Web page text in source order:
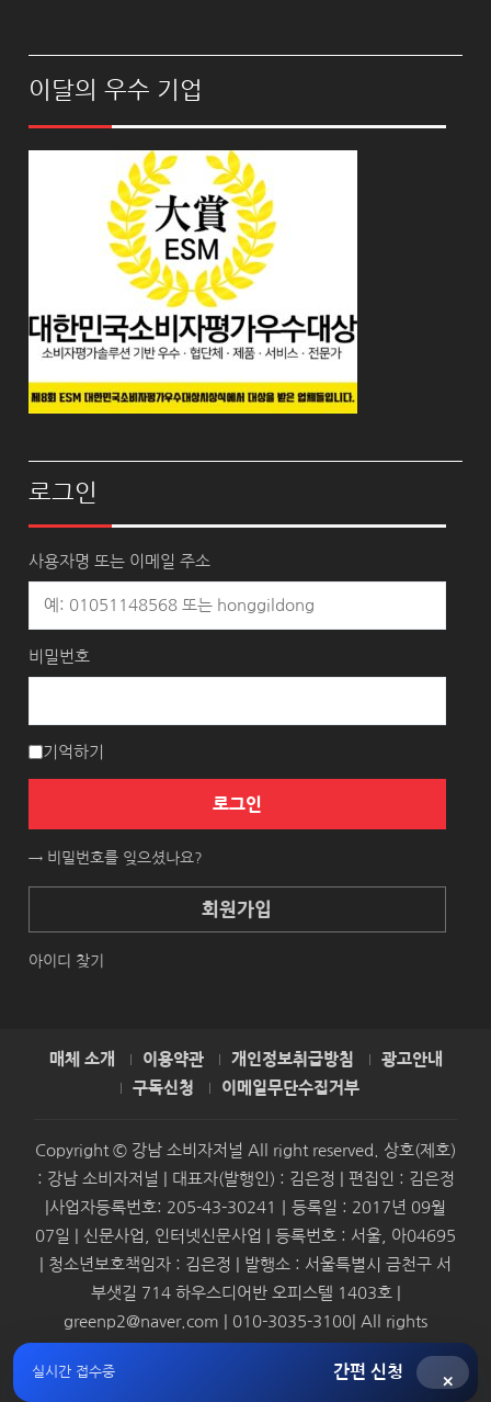
이달의 우수 기업
로그인
사용자명 또는 이메일 주소
비밀번호
기억하기
로그인
→ 비밀번호를 잊으셨나요?
회원가입
아이디 찾기
매체 소개 이용약관 개인정보취급방침
광고안내
구독신청
이메일무단수집거부
Copyright © 강남 소비자저널 All right reserved. 상호(제호)
: 강남 소비자저널 | 대표자(발행인) : 김은정 | 편집인 : 김은정
|사업자등록번호: 205-43-30241｜등록일 : 2017년 09월
07일 | 신문사업, 인터넷신문사업 | 등록번호 : 서울, 아04695
| 청소년보호책임자 : 김은정 | 발행소 : 서울특별시 금천구 서
부샛길 714 하우스디어반 오피스텔 1403호 |
greenp2@naver.com | 010-3035-3100| All rights
Syndication by SMBAforum & Presscoop
실시간 접수중 간편 신청
×